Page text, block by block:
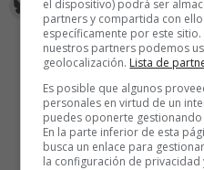
el dispositivo) podrá ser
partners y compartida con
específicamente por este
nuestros partners podemos
geolocalización. Lista de
Es posible que algunos
personales en virtud de un
puedes oponerte
En la parte inferior de esta
busca un enlace para
la configuración de privacidad